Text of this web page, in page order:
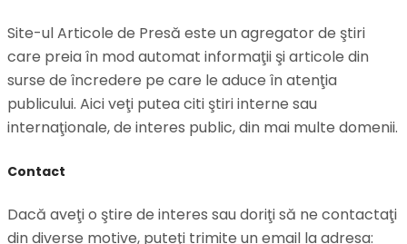
Site-ul Articole de Presă este un agregator de ştiri
care preia în mod automat informaţii şi articole din
surse de încredere pe care le aduce în atenţia
publicului. Aici veţi putea citi ştiri interne sau
internaţionale, de interes public, din mai multe domenii.
Contact
Dacă aveţi o ştire de interes sau doriţi să ne contactaţi
din diverse motive, puteţi trimite un email la adresa: